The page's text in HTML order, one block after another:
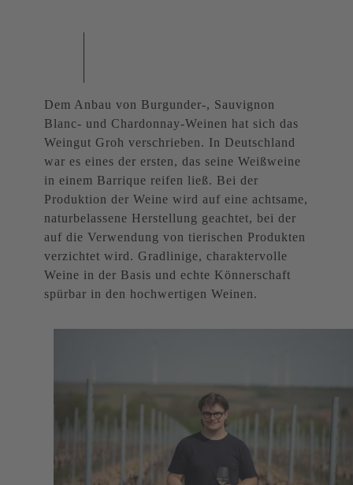
Dem Anbau von Burgunder-, Sauvignon
Blanc- und Chardonnay-Weinen hat sich das
Weingut Groh verschrieben. In Deutschland
war es eines der ersten, das seine Weißweine
in einem Barrique reifen ließ. Bei der
Produktion der Weine wird auf eine achtsame,
naturbelassene Herstellung geachtet, bei der
auf die Verwendung von tierischen Produkten
verzichtet wird. Gradlinige, charaktervolle
Weine in der Basis und echte Könnerschaft
spürbar in den hochwertigen Weinen.